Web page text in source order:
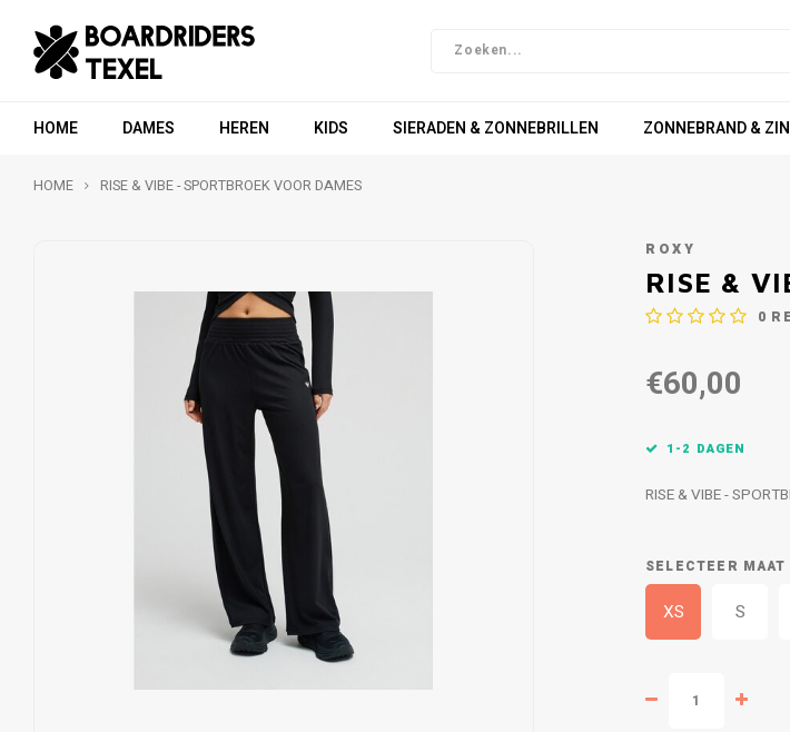
HOME DAMES HEREN KIDS SIERADEN & ZONNEBRILLEN ZONNEBRAND &
HOME RISE & VIBE - SPORTBROEK VOOR DAMES
ROXY
RISE &
0
€60,00
1-2 DAGEN
RISE & VIBE -
SELECTEER MAAT
XS S